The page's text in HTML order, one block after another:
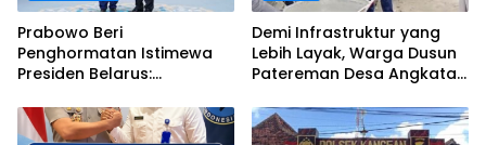
Prabowo Beri
Penghormatan Istimewa
Presiden Belarus:
Negara
Demi Infrastruktur yang
Lebih Layak, Warga Dusun
Patereman Desa Angkatan
Jalan Rusak